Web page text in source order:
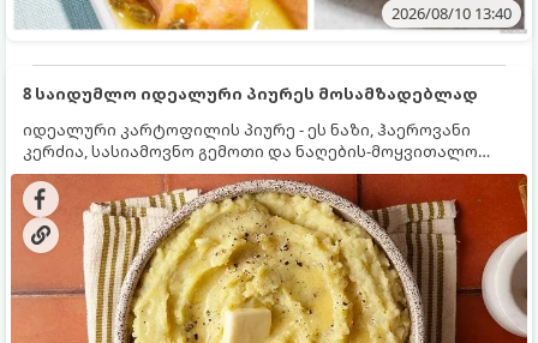
2026/08/10 13:40
8 საიდუმლო იდეალური პიურეს მოსამზადებლად
იდეალური კარტოფილის პიურე - ეს ნაზი, ჰაეროვანი
კერძია, სასიამოვნო გემოთი და ნაღების-მოყვითალო
ფერით. მისი მომზადება ძალიან მარტივია, მაგრამ
არსებობს რამდენიმე საიდუმლო, რომლებიც უნდა
იცოდეთ, რომ პიურე იდეალურად გემრიელი გამოვიდეს.